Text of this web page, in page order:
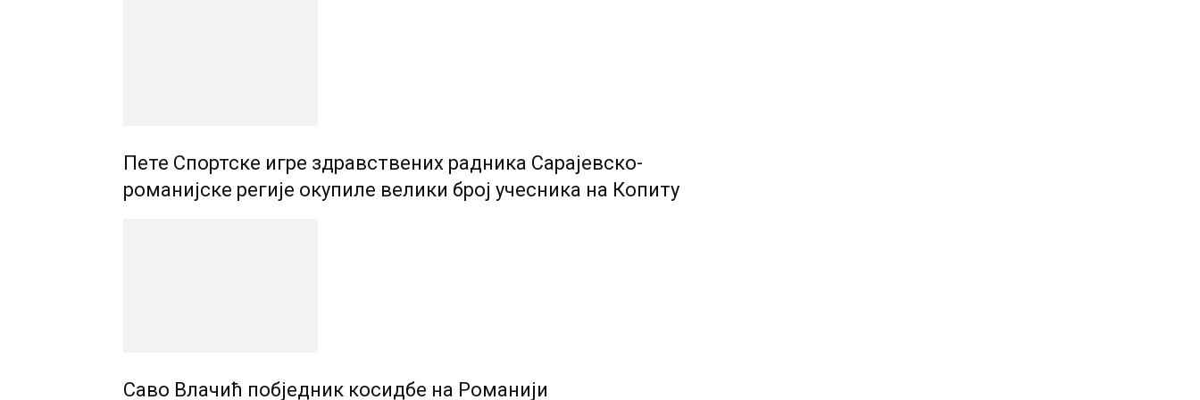
Пете Спортске игре здравствених радника Сарајевско-
романијске регије окупиле велики број учесника на Копиту
Саво Влачић побједник косидбе на Романији